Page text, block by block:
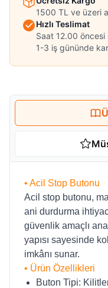
1500 TL ve üzeri
Hızlı Teslimat
Saat 12.00 öncesi
1-3 iş gününde
• Acil Stop Butonu
Acil stop butonu,
ani durdurma
güvenlik amaçlı
yapısı sayesinde
imkânı sunar.
• Ürün Özellikleri
Buton Tipi: